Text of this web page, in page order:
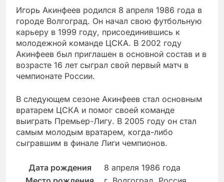
Игорь Акинфеев родился 8 апреля 1986 года в
городе Волгоград. Он начал свою футбольную
карьеру в 1999 году, присоединившись к
молодежной команде ЦСКА. В 2002 году
Акинфеев был приглашен в основной состав и в
возрасте 16 лет сыграл свой первый матч в
чемпионате России.
В следующем сезоне Акинфеев стал основным
вратарем ЦСКА и помог своей команде
выиграть Премьер-Лигу. В 2005 году он стал
самым молодым вратарем, когда-либо
сыгравшим в финале Лиги чемпионов.
Дата рождения
8 апреля 1986 года